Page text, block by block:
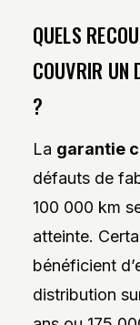
QUELS
COUVRIR UN
?
La garantie
défauts de
100 000 km
atteinte.
bénéficient
distribution